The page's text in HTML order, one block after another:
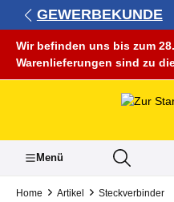
springen
GEWERBEKUNDE
Wir befinden uns bis zum
Warenlieferungen sind zu
Menü
Home Artikel Steckverbinder